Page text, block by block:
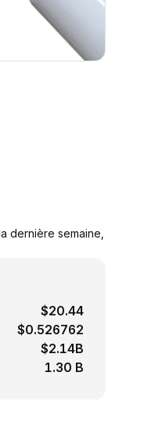
dernière semaine,
$20.44
$0.526762
$2.14B
1.30 B